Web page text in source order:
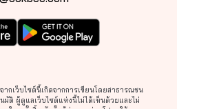
กเว็บไซต์นี้เกิดจากการเขียนโดยสาธารณชน
มัติ ผู้ดูแลเว็บไซต์แห่งนี้ไม่ได้เห็นด้วยและไม่